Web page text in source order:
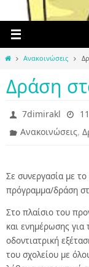
HomeΑνακοινώσεις
Δράση
7dimirakl
Ανακοινώσεις,
Σε συνεργασία με
πρόγραμμα/δράση
Στο πλαίσιο του
και ενημέρωσης για
οδοντιατρική
του σχολείου με